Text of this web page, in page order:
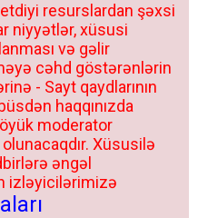
resurslardan şəxsi
niyyətlər, xüsusi
və gəlir
cəhd göstərənlərin
- Sayt qaydlarının
haqqınızda
moderator
Xüsusilə
əngəl
izləyicilərimizə